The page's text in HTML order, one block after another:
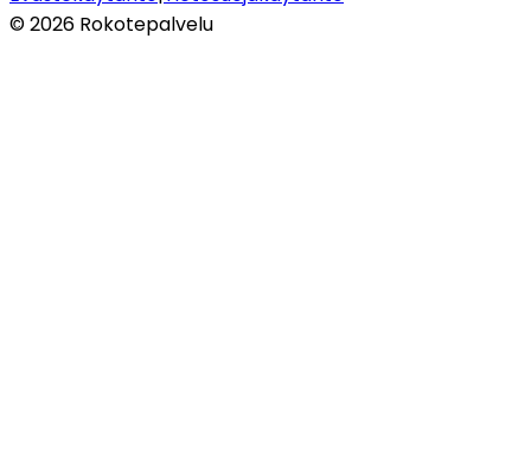
©2026 Rokotepalvelu